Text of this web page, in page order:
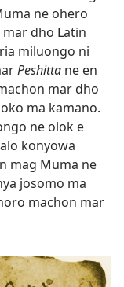
ne ohero
dho Latin
miluongo ni
Peshitta ne en
mar dho
ma kamano.
ne olok e
konyowa
mag Muma ne
josomo ma
machon mar